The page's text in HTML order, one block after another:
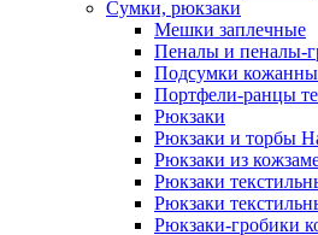
Сумки, рюкзаки
Мешки заплечные
Пеналы и пеналы-
Подсумки
Портфели-ранцы
Рюкзаки
Рюкзаки и торбы
Рюкзаки из
Рюкзаки
Рюкзаки
Рюкзаки-гробики